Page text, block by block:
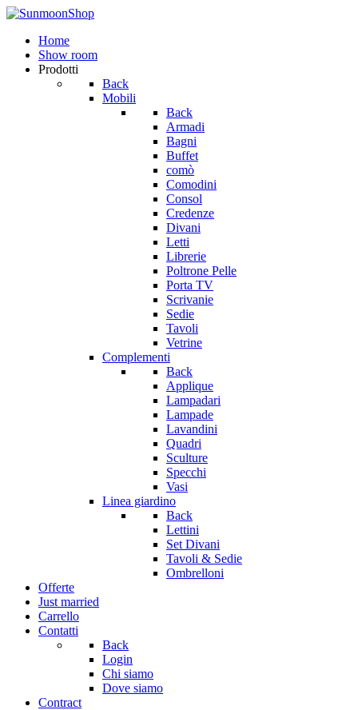
Home
Show room
Prodotti
Back
Mobili
Back
Armadi
Bagni
Buffet
comò
Comodini
Consol
Credenze
Divani
Letti
Librerie
Poltrone Pelle
Porta TV
Scrivanie
Sedie
Tavoli
Vetrine
Complementi
Back
Applique
Lampadari
Lampade
Lavandini
Quadri
Sculture
Specchi
Vasi
Linea giardino
Back
Lettini
Set Divani
Tavoli & Sedie
Ombrelloni
Offerte
Just married
Carrello
Contatti
Back
Login
Chi siamo
Dove siamo
Contract